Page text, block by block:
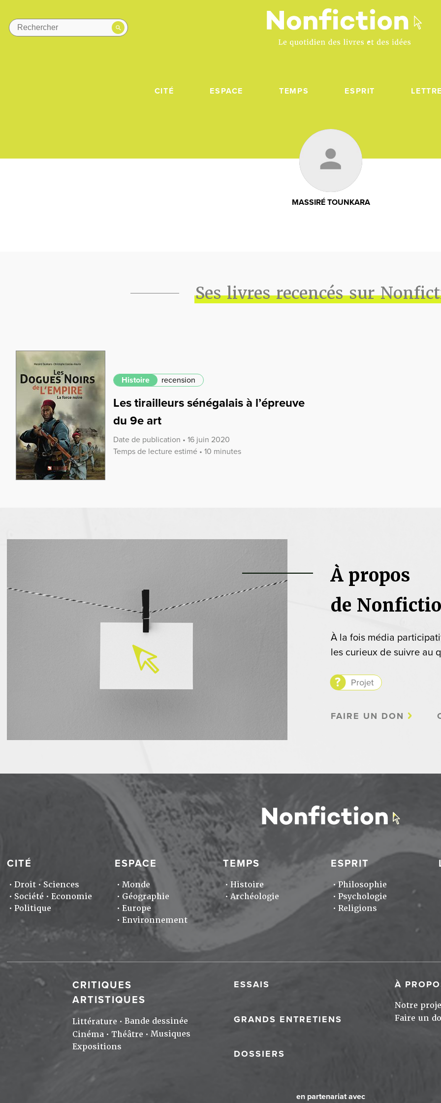
CITÉ ESPACE TEMPS ESPRIT
MASSIRÉ TOUNKARA
Ses livres recencés sur
Histoire recension
Les tirailleurs sénégalais à l’épreuve
du 9e art
Date de publication • 16 juin 2020
Temps de lecture estimé • 10 minutes
À propos
de
À la fois média
les curieux de suivre au
Projet
FAIRE UN DON
CITÉ
Droit
Sciences
Société
Economie
Politique
ESPACE
Monde
Géographie
Europe
Environnement
TEMPS
Histoire
Archéologie
ESPRIT
Philosophie
Psychologie
Religions
CRITIQUES
ARTISTIQUES
Littérature
Bande dessinée
Cinéma
Théâtre
Musiques
Expositions
ESSAIS
GRANDS ENTRETIENS
DOSSIERS
À
Notre
Faire un
en partenariat avec